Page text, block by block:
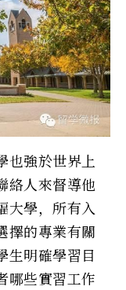
也強於世界上
絡人來督導他
大學，所有入
擇的專業有關
生明確學習目
哪些實習工作